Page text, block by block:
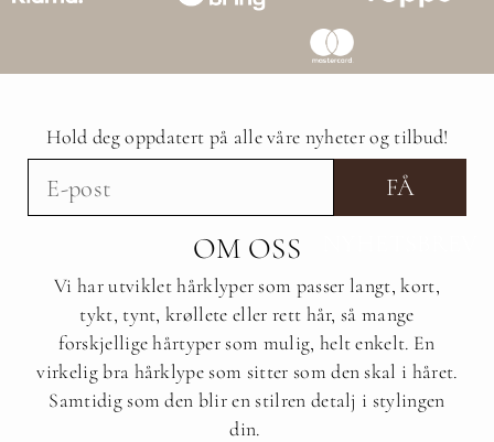
Hold deg oppdatert på alle våre nyheter og tilbud!
FÅ
OM OSS
Vi har utviklet hårklyper som passer langt, kort,
tykt, tynt, krøllete eller rett hår, så mange
forskjellige hårtyper som mulig, helt enkelt. En
virkelig bra hårklype som sitter som den skal i håret.
Samtidig som den blir en stilren detalj i stylingen
din.